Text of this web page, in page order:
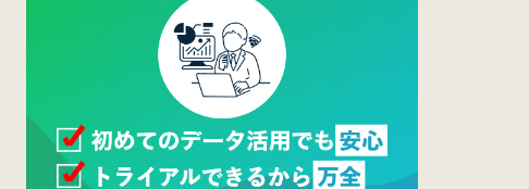
ョンアップ。詳細はこちら。⇒
ページへ
ウレコンが機能拡充し、サイトリニ
ューアルしました。⇒
Facebook
2015/04/30
Facebookページを開設しました。
詳細はこちら。